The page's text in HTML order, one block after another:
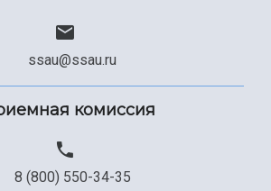
ssau@ssau.ru
комиссия
8 (800) 550-34-35